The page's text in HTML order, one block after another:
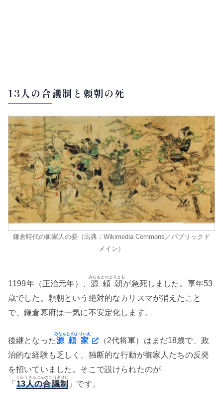
13人の合議制と頼朝の死
鎌倉時代の御家人の姿（出典：Wikimedia Commons／パブリックド
メイン）
1199年（正治元年）、 源頼朝
みなもとのよりとも
が急死しました。享年53
歳でした。頼朝という絶対的なカリスマが消えたこと
で、鎌倉幕府は一気に不安定化します。
後継となった源頼家
みなもとのよりいえ
（2代将軍）はまだ18歳で、政
治的な経験も乏しく、独断的な行動が御家人たちの反発
を招いていました。そこで設けられたのが
「 13人の合議制
じゅうさんにんのごうぎせい
」です。